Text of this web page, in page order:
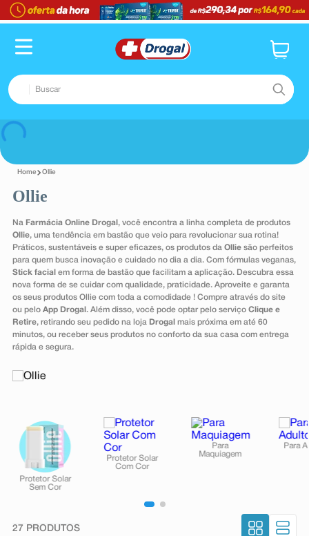
Buscar
Ollie
Ollie
Na Farmácia Online Drogal , você encontra a linha completa de produtos
Ollie, uma tendência em bastão que veio para revolucionar sua rotina!
Práticos, sustentáveis e super eficazes, os produtos da Olliesão perfeitos
para quem busca inovação e cuidado no dia a dia. Com fórmulas veganas,
Stick facial em forma de bastão que facilitam a aplicação. Descubra essa
nova forma de se cuidar com qualidade, praticidade. Aproveite e garanta
os seus produtos Ollie com toda a comodidade ! Compre através do site
ou pelo App Drogal . Além disso, você pode optar pelo serviço Clique e
Retire, retirando seu pedido na loja Drogal mais próxima em até 60
minutos, ou receber seus produtos no conforto da sua casa com entrega
rápida e segura.
27 PRODUTOS
TERMOS MAIS BUSCADOS
1º fralda
2º dipirona
3
4º
6º desodorante
7 º
esmalte
8º teste gravidez
9º absorvente
10ºshampoo
TERMOS MAIS BUSCADOS
dipirona
3º lenço umedecido
4º tadalafila
5º minoxidil
6º desodorante
7º esmalte
8º teste gravidez
9º absorvente
10ºshampoo